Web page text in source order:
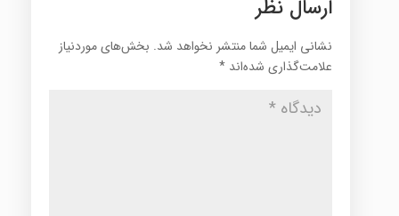
ارسال نظر
نشانی ایمیل شما منتشر نخواهد شد. بخش‌های موردنیاز
علامت‌گذاری شده‌اند *